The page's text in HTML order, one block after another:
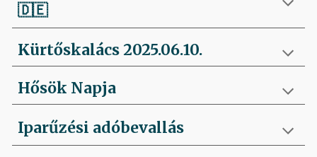
🇩🇪
Kürtőskalács 2025.06.10.
Hősök Napja
Iparűzési adóbevallás